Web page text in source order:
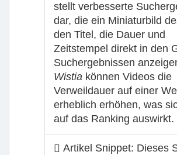
stellt verbesserte
dar, die ein Miniaturbild
den Titel, die Dauer und
Zeitstempel direkt in den
Suchergebnissen
Wistia können Videos die
Verweildauer auf einer
erheblich erhöhen, was
auf das Ranking auswirkt.
Artikel Snippet: Dieses